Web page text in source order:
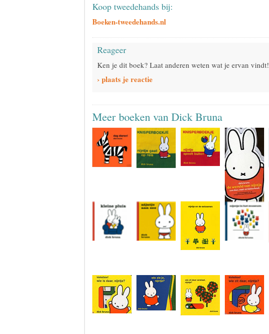
Koop tweedehands bij:
Boeken-tweedehands.nl
Reageer
Ken je dit boek? Laat anderen weten wat je ervan vindt!
› plaats je reactie
Meer boeken van Dick Bruna